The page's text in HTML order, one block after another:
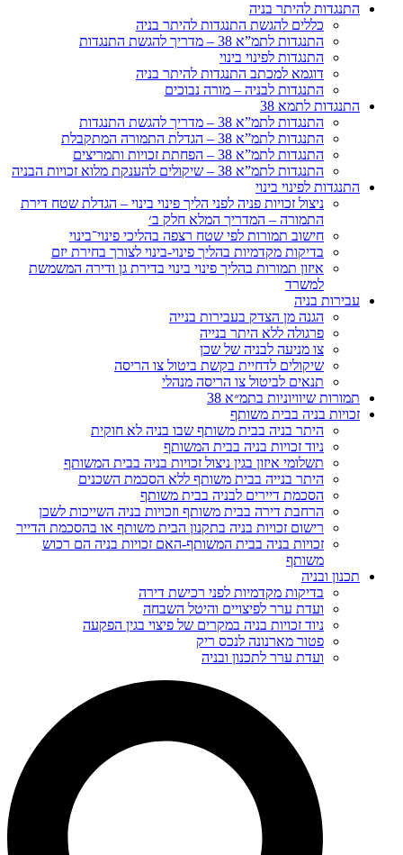
התנגדות להיתר בניה
כללים להגשת התנגדות להיתר בניה
התנגדות לתמ”א 38 – מדריך להגשת התנגדות
התנגדות לפינוי בינוי
דוגמא למכתב התנגדות להיתר בניה
התנגדות לבניה – מורה נבוכים
התנגדות לתמא 38
התנגדות לתמ”א 38 – מדריך להגשת התנגדות
התנגדות לתמ”א 38 – הגדלת התמורה המתקבלת
התנגדות לתמ”א 38 – הפחתת זכויות ותמריצים
התנגדות לתמ”א 38 – שיקולים להענקת מלוא זכויות הבניה
התנגדות לפינוי בינוי
ניצול זכויות פניה לפני הליך פינוי בינוי – הגדלת שטח דירת
התמורה – המדריך המלא חלק ב׳
חישוב תמורות לפי שטח רצפה בהליכי פינוי־בינוי
בדיקות מקדמיות בהליך פינוי-בינוי לצורך בחירת יזם
איזון תמורות בהליך פינוי בינוי בדירת גן ודירה המשמשת
למשרד
עבירות בניה
הגנה מן הצדק בעבירות בנייה
פרגולה ללא היתר בנייה
צו מניעה לבניה של שכן
שיקולים לדחיית בקשת ביטול צו הריסה
תנאים לביטול צו הריסה מנהלי
תמורות שיוויוניות בתמ״א 38
זכויות בניה בבית משותף
היתר בניה בבית משותף שבו בניה לא חוקית
ניוד זכויות בניה בבית המשותף
תשלומי איזון בגין ניצול זכויות בניה בבית המשותף
היתר בנייה בבית משותף ללא הסכמת השכנים
הסכמת דיירים לבניה בבית משותף
הרחבת דירה בבית משותף וזכויות בניה השייכות לשכן
רישום זכויות בניה בתקנון הבית משותף או בהסכמת הדייר
זכויות בניה בבית המשותף-האם זכויות בניה הם רכוש
משותף
תכנון ובניה
בדיקות מקדמיות לפני רכישת דירה
ועדת ערר לפיצויים והיטל השבחה
ניוד זכויות בניה במקרים של פיצוי בגין הפקעה
פטור מארנונה לנכס ריק
ועדת ערר לתכנון ובניה